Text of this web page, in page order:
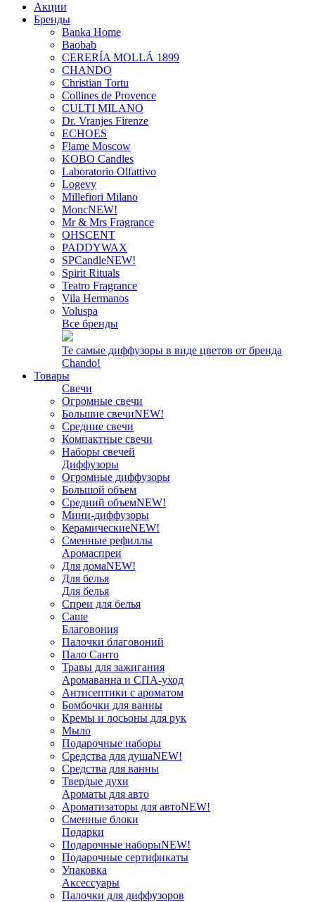
Акции
Бренды
Banka Home
Baobab
CERERÍA MOLLÁ 1899
CHANDO
Christian Tortu
Collines de Provence
CULTI MILANO
Dr. Vranjes Firenze
ECHOES
Flame Moscow
KOBO Candles
Laboratorio Olfattivo
Logevy
Millefiori Milano
MoncNEW!
Mr & Mrs Fragrance
OHSCENT
PADDYWAX
SPCandleNEW!
Spirit Rituals
Teatro Fragrance
Vila Hermanos
Voluspa
Все бренды
Те самые диффузоры в виде цветов от бренда
Chando!
Товары
Свечи
Огромные свечи
Большие свечиNEW!
Средние свечи
Компактные свечи
Наборы свечей
Диффузоры
Огромные диффузоры
Большой объем
Средний объемNEW!
Мини-диффузоры
КерамическиеNEW!
Сменные рефиллы
Аромаспреи
Для домаNEW!
Для белья
Для белья
Спреи для белья
Саше
Благовония
Палочки благовоний
Пало Санто
Травы для зажигания
Аромаванна и СПА-уход
Антисептики с ароматом
Бомбочки для ванны
Кремы и лосьоны для рук
Мыло
Подарочные наборы
Средства для душаNEW!
Средства для ванны
Твердые духи
Ароматы для авто
Ароматизаторы для автоNEW!
Сменные блоки
Подарки
Подарочные наборыNEW!
Подарочные сертификаты
Упаковка
Аксессуары
Палочки для диффузоров